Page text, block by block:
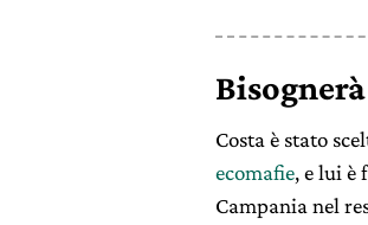
Costa è stato
ecomafie, e lui è
Campania nel